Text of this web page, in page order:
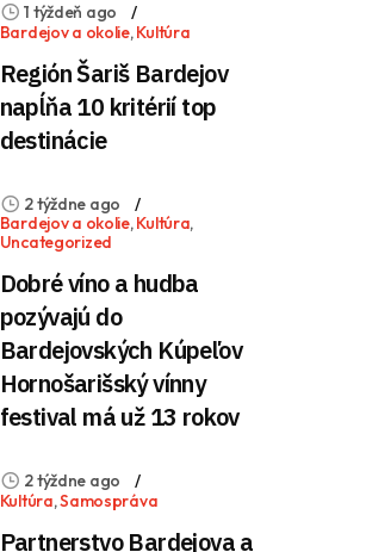
1 týždeň ago
Bardejov a okolie,Kultúra
Región Šariš Bardejov
napĺňa 10 kritérií top
destinácie
2 týždne ago
Bardejov a okolie,Kultúra,
Uncategorized
Dobré víno a hudba
pozývajú do
Bardejovských Kúpeľov
Hornošarišský vínny
festival má už 13 rokov
2 týždne ago
Kultúra,Samospráva
Partnerstvo Bardejova a